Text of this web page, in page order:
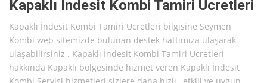
Kapaklı İndesit Kombi Tamiri Ücretleri
Kapaklı İndesit Kombi Tamiri Ücretleri bilgisine Seymen
Kombi web sitemizde bulunan destek hattımıza ulaşarak
ulaşabilirsiniz . Kapaklı İndesit Kombi Tamiri Ücretleri
hakkında Kapaklı bölgesinde hizmet veren Kapaklı İndesit